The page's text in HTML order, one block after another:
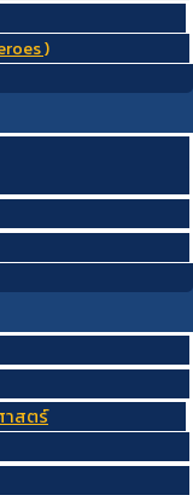
)
าสตร์